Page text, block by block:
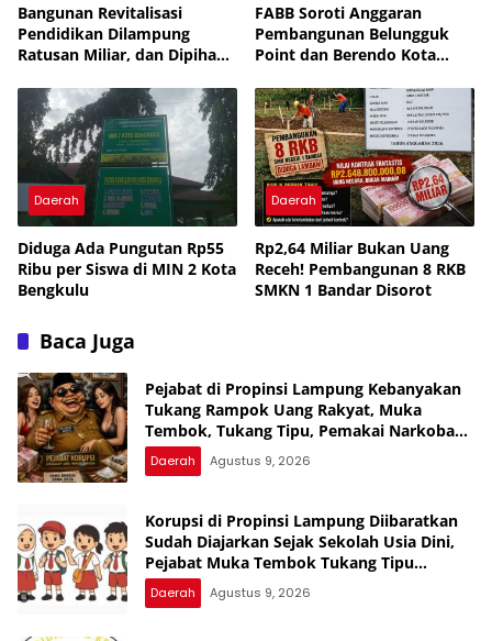
Bangunan Revitalisasi
Pendidikan Dilampung
Ratusan Miliar, dan Dipihak
dan Kejagung Jangan Cukup
Pembinaan, Uang Rakyat
Bukan Warisan Nenek
Moyang
FABB Soroti Anggaran
Pembangunan Belungguk
Point dan Berendo Kota
Daerah
Diduga Ada Pungutan Rp55
Ribu per Siswa di MIN 2 Kota
Bengkulu
Daerah
Rp2,64 Miliar Bukan Uang
Receh! Pembangunan 8 RKB
SMKN 1 Bandar Disorot
Baca Juga
Pejabat di Propinsi Lampung Kebanyakan
Tukang Rampok Uang Rakyat, Muka
Tembok, Tukang Tipu, Pemakai Narkoba
dan Tukang Bekacuk
Daerah Agustus 9, 2026
Korupsi di Propinsi Lampung Diibaratkan
Sudah Diajarkan Sejak Sekolah Usia Dini,
Pejabat Muka Tembok Tukang Tipu
Rampok Uang Rakyat
Daerah Agustus 9, 2026